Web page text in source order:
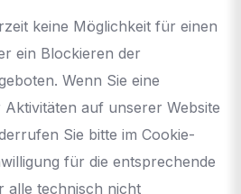
keine Möglichkeit für einen
ein Blockieren der
Wenn Sie eine
auf unserer Website
Sie bitte im Cookie-
für die entsprechende
alle technisch nicht